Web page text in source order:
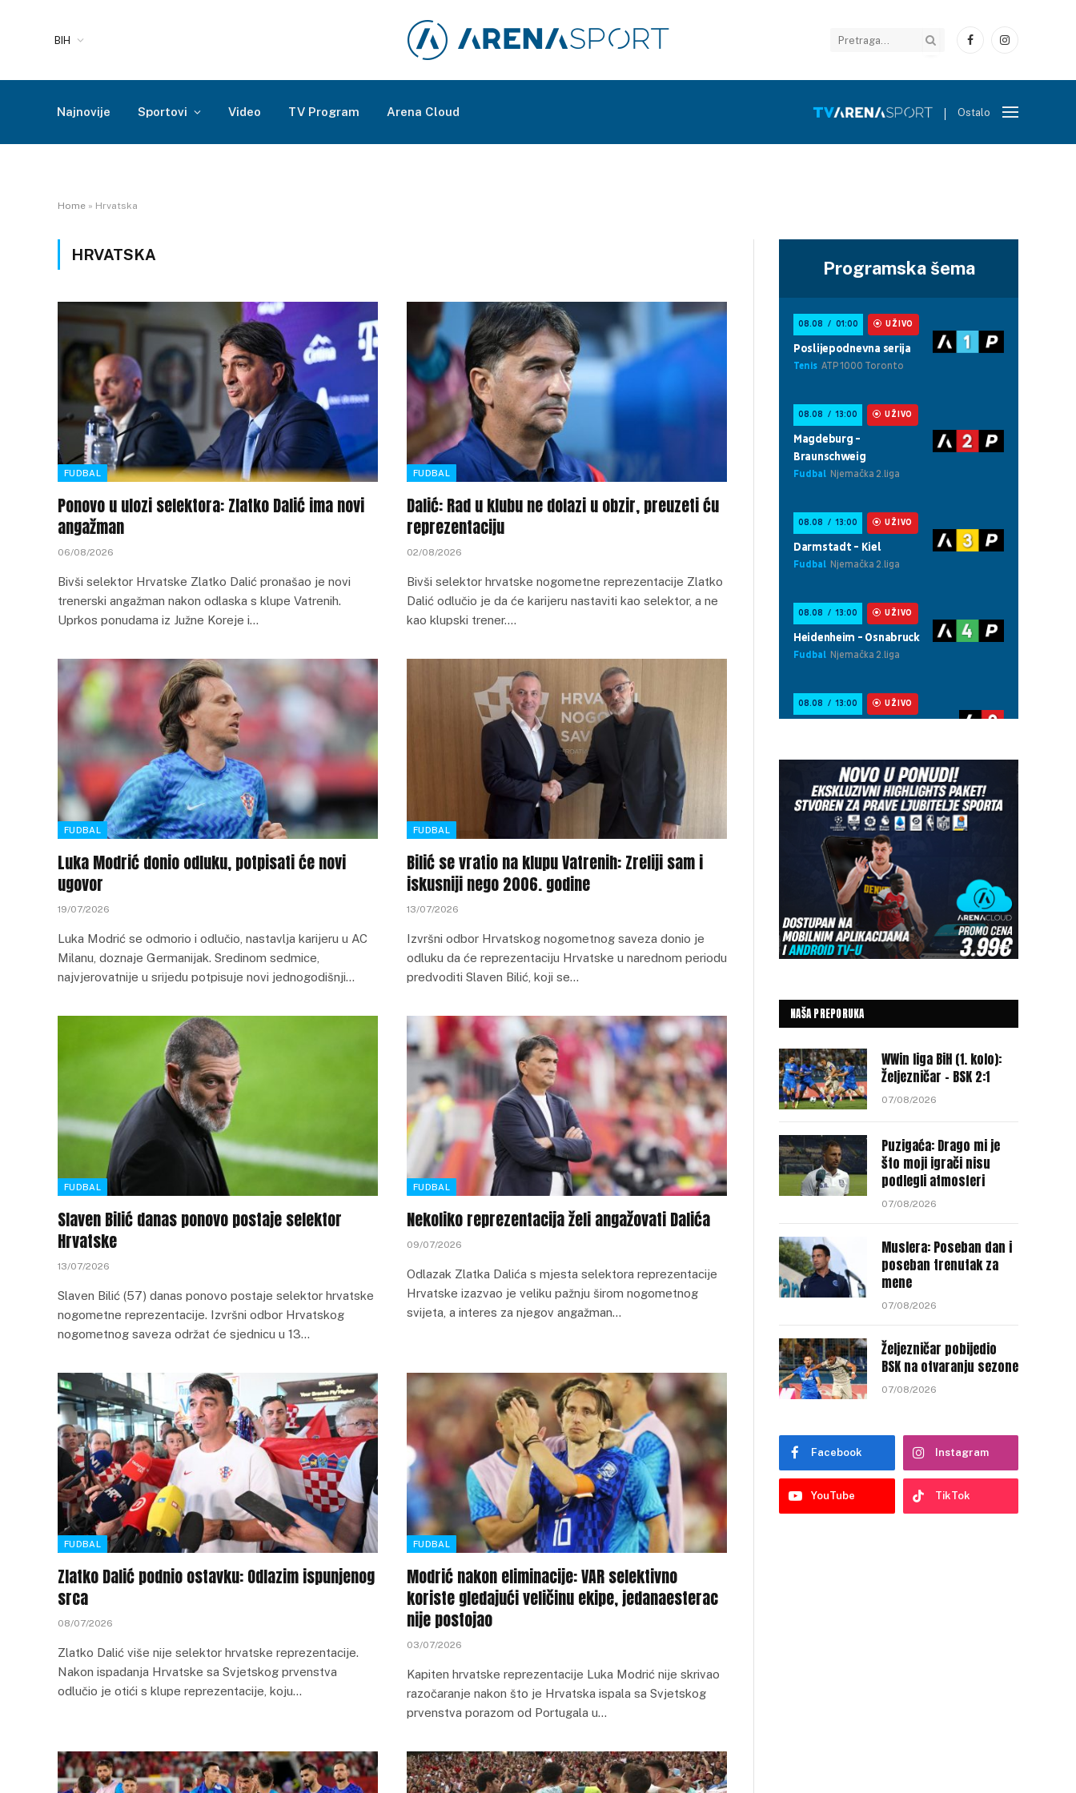
BIH
FacebookInstagram
Najnovije Sportovi Video TV Program Arena Cloud Ostalo
Home » Hrvatska
HRVATSKA
FUDBAL
Ponovo u ulozi selektora: Zlatko Dalić ima novi
angažman
06/08/2026
Bivši selektor Hrvatske Zlatko Dalić pronašao je novi
trenerski angažman nakon odlaska s klupe Vatrenih.
Uprkos ponudama iz Južne Koreje i…
FUDBAL
Dalić: Rad u klubu ne dolazi u obzir, preuzeti ću
reprezentaciju
02/08/2026
Bivši selektor hrvatske nogometne reprezentacije Zlatko
Dalić odlučio je da će karijeru nastaviti kao selektor, a ne
kao klupski trener.…
FUDBAL
Luka Modrić donio odluku, potpisati će novi
ugovor
19/07/2026
Luka Modrić se odmorio i odlučio, nastavlja karijeru u AC
Milanu, doznaje Germanijak. Sredinom sedmice,
najvjerovatnije u srijedu potpisuje novi jednogodišnji…
FUDBAL
Bilić se vratio na klupu Vatrenih: Zreliji sam i
iskusniji nego 2006. godine
13/07/2026
Izvršni odbor Hrvatskog nogometnog saveza donio je
odluku da će reprezentaciju Hrvatske u narednom periodu
predvoditi Slaven Bilić, koji se…
FUDBAL
Slaven Bilić danas ponovo postaje selektor
Hrvatske
13/07/2026
Slaven Bilić (57) danas ponovo postaje selektor hrvatske
nogometne reprezentacije. Izvršni odbor Hrvatskog
nogometnog saveza održat će sjednicu u 13…
FUDBAL
Nekoliko reprezentacija želi angažovati Dalića
09/07/2026
Odlazak Zlatka Dalića s mjesta selektora reprezentacije
Hrvatske izazvao je veliku pažnju širom nogometnog
svijeta, a interes za njegov angažman…
FUDBAL
Zlatko Dalić podnio ostavku: Odlazim ispunjenog
srca
08/07/2026
Zlatko Dalić više nije selektor hrvatske reprezentacije.
Nakon ispadanja Hrvatske sa Svjetskog prvenstva
odlučio je otići s klupe reprezentacije, koju…
FUDBAL
Modrić nakon eliminacije: VAR selektivno
koriste gledajući veličinu ekipe, jedanaesterac
nije postojao
03/07/2026
Kapiten hrvatske reprezentacije Luka Modrić nije skrivao
razočaranje nakon što je Hrvatska ispala sa Svjetskog
prvenstva porazom od Portugala u…
Programska šema
NAŠA PREPORUKA
WWin liga BiH (1. kolo):
Željezničar – BSK 2:1
07/08/2026
Puzigaća: Drago mi je
što moji igrači nisu
podlegli atmosferi
07/08/2026
Muslera: Poseban dan i
poseban trenutak za
mene
07/08/2026
Željezničar pobijedio
BSK na otvaranju sezone
07/08/2026
Facebook Instagram
YouTube TikTok